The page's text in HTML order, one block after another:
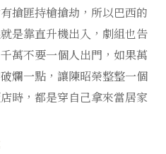
搶匪持槍搶劫，所以巴西的
是靠直升機出入，劇組也告
萬不要一個人出門，如果萬
爛一點，讓陳昭榮整整一個
時，都是穿自己拿來當居家